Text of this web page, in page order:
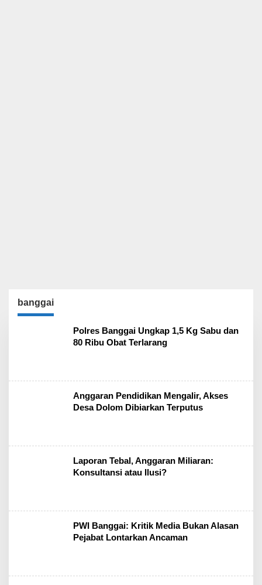
banggai
Polres Banggai Ungkap 1,5 Kg Sabu dan
80 Ribu Obat Terlarang
Anggaran Pendidikan Mengalir, Akses
Desa Dolom Dibiarkan Terputus
Laporan Tebal, Anggaran Miliaran:
Konsultansi atau Ilusi?
PWI Banggai: Kritik Media Bukan Alasan
Pejabat Lontarkan Ancaman